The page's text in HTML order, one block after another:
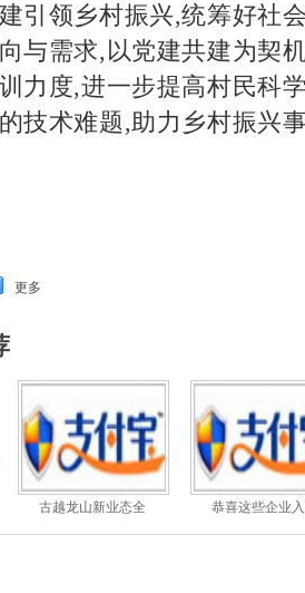
引领乡村振兴,统筹好社
与需求,以党建共建为契
力度,进一步提高村民科
技术难题,助力乡村振兴
更多
古越龙山新业态全 恭喜这些企业